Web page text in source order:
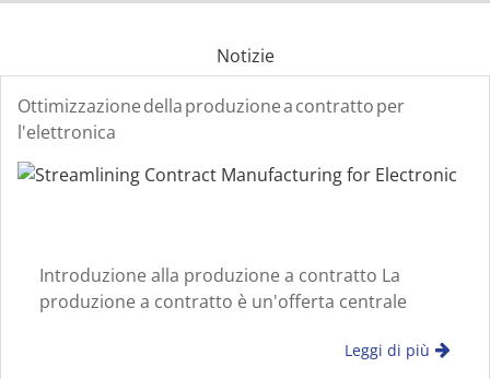
Notizie
Ottimizzazione della produzione a contratto per
l'elettronica
Introduzione alla produzione a contratto La
produzione a contratto è un'offerta centrale
esternalizzare la produzione di prodottiLeggi di più